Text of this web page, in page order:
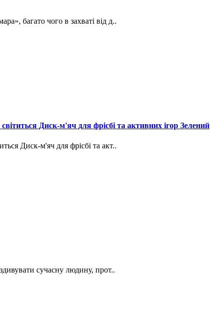
багато чого в захваті від д..
Диск-м'яч для фрісбі та активних ігор Зелений
Диск-м'яч для фрісбі та акт..
сучасну людину, прот..